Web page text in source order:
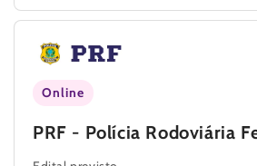
Online
PRF - Polícia Rodoviária